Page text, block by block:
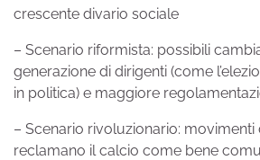
crescente divario sociale
– Scenario riformista: possibili
generazione di dirigenti (come
in politica) e maggiore
– Scenario rivoluzionario: movimenti
reclamano il calcio come bene